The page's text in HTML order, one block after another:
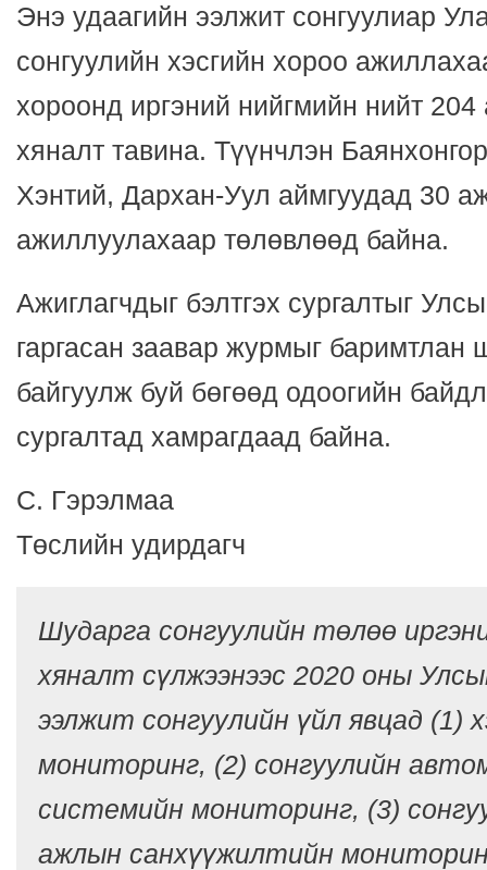
Энэ удаагийн ээлжит сонгуулиар
сонгуулийн хэсгийн хороо
хороонд иргэний нийгмийн нийт
хяналт тавина. Түүнчлэн
Хэнтий, Дархан-Уул аймгуудад 30
ажиллуулахаар төлөвлөөд байна.
Ажиглагчдыг бэлтгэх сургалтыг
гаргасан заавар журмыг баримтлан
байгуулж буй бөгөөд одоогийн
сургалтад хамрагдаад байна.
С. Гэрэлмаа
Төслийн удирдагч
Шударга сонгуулийн төлөө
хяналт сүлжээнээс 2020 оны
ээлжит сонгуулийн үйл явцад (1)
мониторинг, (2) сонгуулийн
системийн мониторинг, (3)
ажлын санхүүжилтийн